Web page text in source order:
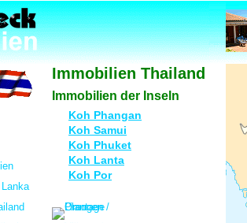
Immobilien Thailand
Immobilien der Inseln
Koh Phangan
Koh Samui
Koh Phuket
Koh Lanta
Koh Por